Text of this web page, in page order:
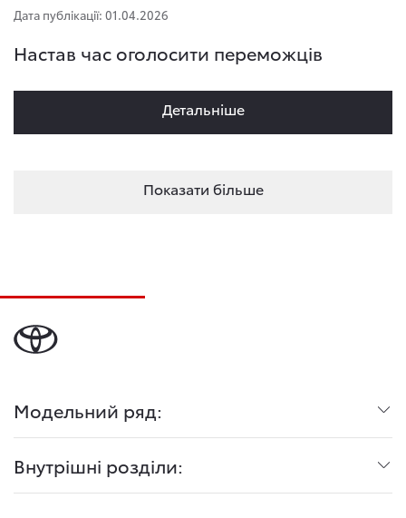
Дата публікації: 01.04.2026
Настав час оголосити переможців
Детальнiше
Показати більше
Модельний ряд:
Внутрішні розділи: